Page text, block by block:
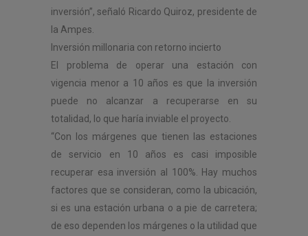
inversión”, señaló Ricardo Quiroz, presidente de
la Ampes.
Inversión millonaria con retorno incierto
El problema de operar una estación con
vigencia menor a 10 años es que la inversión
puede no alcanzar a recuperarse en su
totalidad, lo que haría inviable el proyecto.
“Con los márgenes que tienen las estaciones
de servicio en 10 años es casi imposible
recuperar esa inversión al 100%. Hay muchos
factores que se consideran, como la ubicación,
si es una estación urbana o a pie de carretera;
de eso dependen los márgenes o la utilidad que